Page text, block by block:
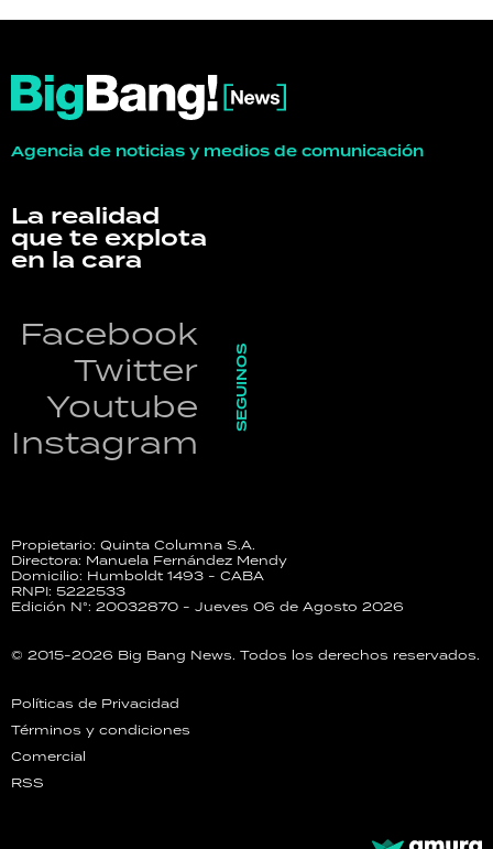
Agencia de noticias y medios de comunicación
La realidad
que te explota
en la cara
Facebook
Twitter
Youtube
Instagram
SEGUINOS
Propietario: Quinta Columna S.A.
Directora: Manuela Fernández Mendy
Domicilio: Humboldt 1493 - CABA
RNPI: 5222533
Edición N°: 20032870 - Jueves 06 de Agosto 2026
© 2015-2026 Big Bang News. Todos los derechos reservados.
Políticas de Privacidad
Términos y condiciones
Comercial
RSS